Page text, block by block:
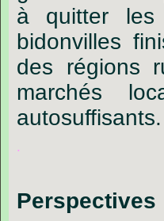
à quitter les
bidonvilles
des régions
marchés
autosuffisants.
.
Perspectives